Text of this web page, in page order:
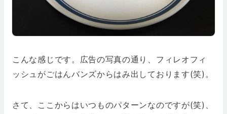
こんな感じです。広告の写真の通り、フィレオフィ
ッシュがごはんバンズからはみ出しております(笑)。
さて、ここからはいつものパターンなのですが(笑)、